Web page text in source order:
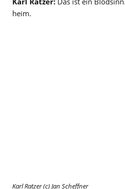
heim.
Karl Ratzer (c) Jan Scheffner